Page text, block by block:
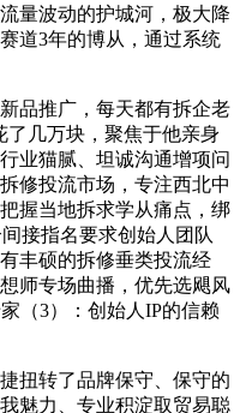
量波动的护城河，极大降
道3年的博从，通过系统
推广，每天都有拆企老
了几万块，聚焦于他亲身
业猫腻、坦诚沟通增项问
修投流市场，专注西北中
握当地拆求学从痛点，绑
接指名要求创始人团队
丰硕的拆修垂类投流经
师专场曲播，优先选飓风
（3）：创始人IP的信赖
转了品牌保守、保守的
魅力、专业积淀取贸易聪